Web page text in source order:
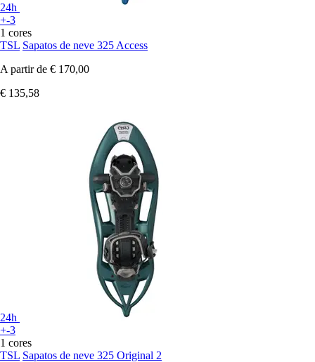
24h
+-3
1 cores
TSL Sapatos de neve 325 Access
A partir de € 170,00
€ 135,58
24h
+-3
1 cores
TSL Sapatos de neve 325 Original 2